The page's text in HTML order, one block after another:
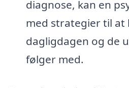
diagnose, kan en
med strategier til at
dagligdagen og de
følger med.